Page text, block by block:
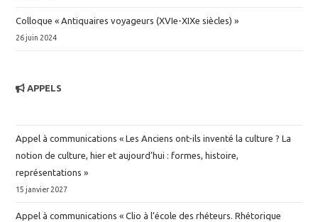
Colloque « Antiquaires voyageurs (XVIe-XIXe siècles) »
26 juin 2024
APPELS
Appel à communications « Les Anciens ont-ils inventé la culture ? La
notion de culture, hier et aujourd’hui : formes, histoire,
représentations »
15 janvier 2027
Appel à communications « Clio à l’école des rhéteurs. Rhétorique